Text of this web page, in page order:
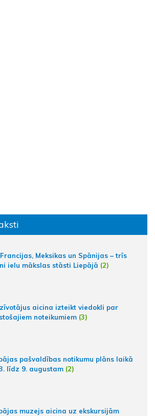
Meksikas un Spānijas – trīs
ielu mākslas stāsti Liepājā (2)
aicina izteikt viedokli par
noteikumiem (3)
pašvaldības notikumu plāns laikā
līdz 9. augustam (2)
muzejs aicina uz ekskursijām